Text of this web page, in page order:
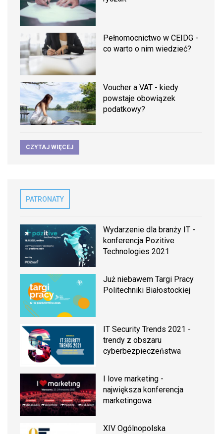
Pełnomocnictwo w CEIDG -
co warto o nim wiedzieć?
Voucher a VAT - kiedy
powstaje obowiązek
podatkowy?
CZYTAJ WIĘCEJ
PATRONATY
Wydarzenie dla branży IT -
konferencja Pozitive
Technologies 2021
Już niebawem Targi Pracy
Politechniki Białostockiej
IT Security Trends 2021 -
trendy z obszaru
cyberbezpieczeństwa
I love marketing -
największa konferencja
marketingowa
XIV Ogólnopolska